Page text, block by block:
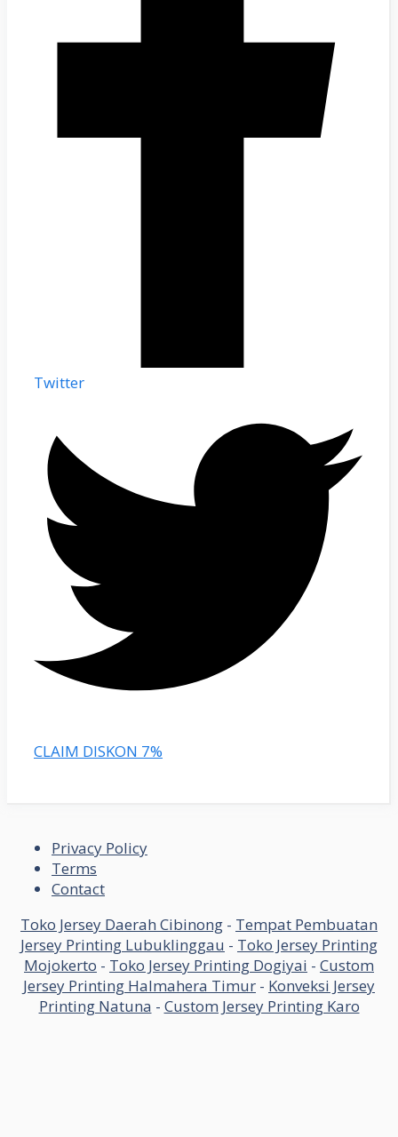
Twitter
CLAIM DISKON 7%
Privacy Policy
Terms
Contact
Toko Jersey Daerah Cibinong - Tempat Pembuatan
Jersey Printing Lubuklinggau - Toko Jersey Printing
Mojokerto - Toko Jersey Printing Dogiyai - Custom
Jersey Printing Halmahera Timur - Konveksi Jersey
Printing Natuna - Custom Jersey Printing Karo